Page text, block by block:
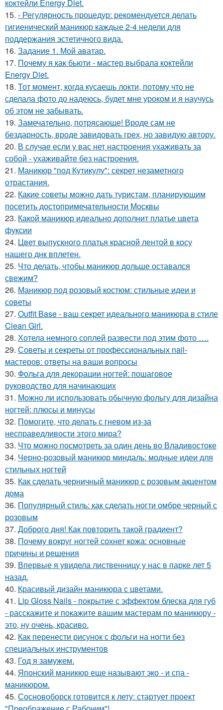
коктейли Energy Diet.
15. - Регулярность процедур: рекомендуется делать
гигиенический маникюр каждые 2-4 недели для
поддержания эстетичного вида.
16. Задание 1. Мой аватар.
17. Почему я как бьюти - мастер выбрала коктейли
Energy Diet.
18. Тот момент, когда кусаешь локти, потому что не
сделала фото до надеюсь, будет мне уроком и я научусь
об этом не забывать.
19. Замечательно, потрясающе! Вроде сам не
бездарность, вроде завидовать грех, но завидую автору.
20. В случае если у вас нет настроения ухаживать за
собой - ухаживайте без настроения.
21. Маникюр "под Кутикулу": секрет незаметного
отрастания.
22. Какие советы можно дать туристам, планирующим
посетить достопримечательности Москвы
23. Какой маникюр идеально дополнит платье цвета
фуксии
24. Цвет выпускного платья красной лентой в косу
нашего днк вплетен.
25. Что делать, чтобы маникюр дольше оставался
свежим?
26. Маникюр под розовый костюм: стильные идеи и
советы
27. Outfit Base - ваш секрет идеального маникюра в стиле
Clean Girl.
28. Хотела немного соплей развести под этим фото ….
29. Советы и секреты от профессиональных nail-
мастеров: ответы на ваши вопросы
30. Фольга для декорации ногтей: пошаговое
руководство для начинающих
31. Можно ли использовать обычную фольгу для дизайна
ногтей: плюсы и минусы
32. Помогите, что делать с гневом из-за
несправедливости этого мира?
33. Что можно посмотреть за один день во Владивостоке
34. Черно-розовый маникюр миндаль: модные идеи для
стильных ногтей
35. Как сделать черничный маникюр с розовым акцентом
дома
36. Популярный стиль: как сделать ногти омбре черный с
розовым
37. Доброго дня! Как повторить такой градиент?
38. Почему вокруг ногтей сохнет кожа: основные
причины и решения
39. Впервые я увидела лиственницу у нас в парке лет 5
назад.
40. Красивый дизайн маникюра с цветами.
41. Lip Gloss Nails - покрытие с эффектом блеска для губ
- расскажите и покажите вашим мастерам по маникюру -
это, ну очень, красиво.
42. Как перенести рисунок с фольги на ногти без
специальных инструментов
43. Год я замужем.
44. Японский маникюр еще называют эко - и спа -
маникюром.
45. Сосновоборск готовится к лету: стартует проект